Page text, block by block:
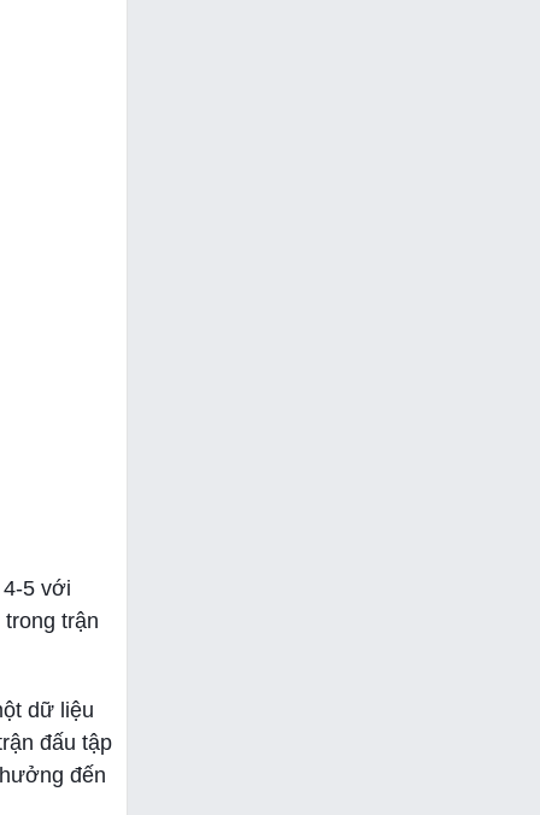
5 với
trận
dữ liệu
đấu tập
đến